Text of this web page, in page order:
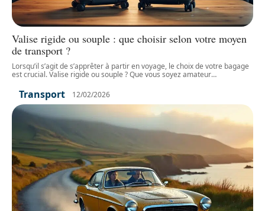
Valise rigide ou souple : que choisir selon votre moyen
de transport ?
Lorsqu’il s’agit de s’apprêter à partir en voyage, le choix de votre bagage
est crucial. Valise rigide ou souple ? Que vous soyez amateur…
Transport 12/02/2026